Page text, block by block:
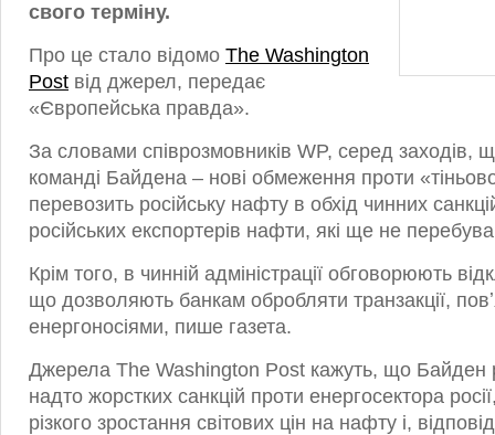
свого терміну.
Про це стало відомо The Washington
Post від джерел, передає
«Європейська правда».
За словами співрозмовників WP, серед заходів,
команді Байдена – нові обмеження проти
перевозить російську нафту в обхід чинних
російських експортерів нафти, які ще не
Крім того, в чинній адміністрації обговорюють
що дозволяють банкам обробляти транзакції,
енергоносіями, пише газета.
Джерела The Washington Post кажуть, що Байден
надто жорстких санкцій проти енергосектора
різкого зростання світових цін на нафту і,